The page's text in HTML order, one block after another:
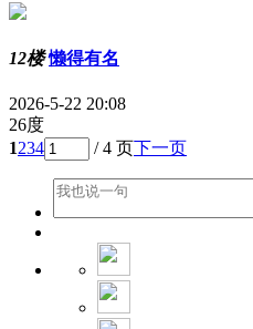
12楼 懒得有名
2026-5-22 20:08
26度
1234 / 4 页下一页